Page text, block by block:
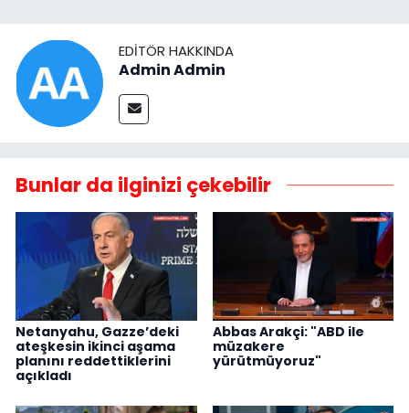
EDITÖR HAKKINDA
Admin Admin
Bunlar da ilginizi çekebilir
Netanyahu, Gazze’deki
ateşkesin ikinci aşama
planını reddettiklerini
açıkladı
Abbas Arakçi: "ABD ile
müzakere
yürütmüyoruz"